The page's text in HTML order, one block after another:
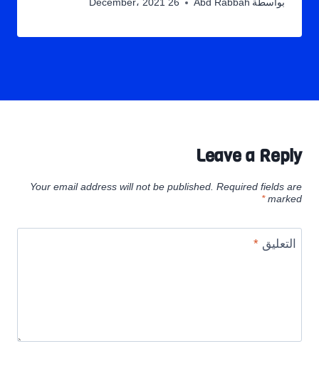
بواسطة Abd Rabbah 26 December، 2021
Leave a Reply
Your email address will not be published. Required fields are
marked
*
التعليق*